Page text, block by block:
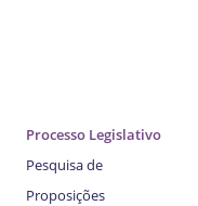
Processo Legislativo
Pesquisa de
Proposições